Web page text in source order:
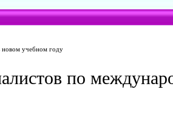
новом учебном году
по